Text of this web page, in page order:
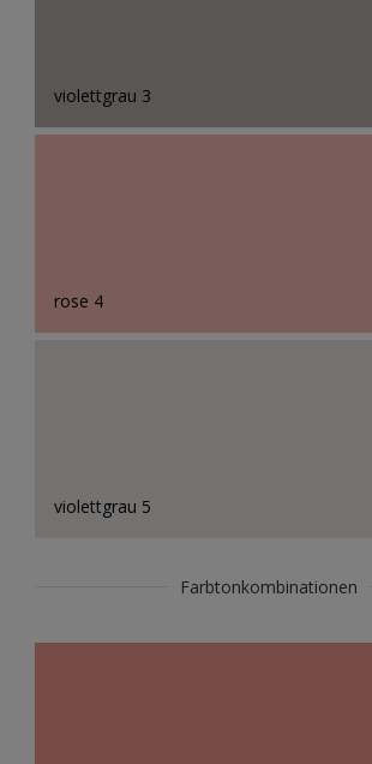
violettgrau 3
rose 4
violettgrau 5
Farbtonkombinationen